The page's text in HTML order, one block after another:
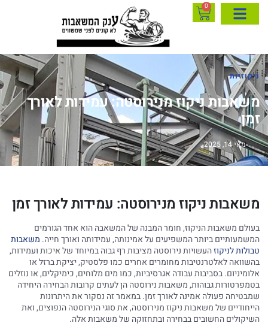
0
ניקוזיות
משאבות ניקוז מנירוסטה: עמידות לאורך
זמן
מאי 14, 2025
משאבות ניקוז מנירוסטה: עמידות לאורך זמן
בעולם משאבות הניקוז, חומר המבנה של המשאבה הוא אחד הגורמים
המשמעותיים ביותר המשפיעים על אמינותה, עמידותה ואורך חייה. משאבות
טבולות לניקוזהעשויות נירוסטה מציבות רף גבוה במיוחד של איכות ועמידות,
בהשוואה לאלטרנטיבות מחומרים אחרים כמו פלסטיק, יציקת ברזל או
אלומיניום. בסביבות עבודה אגרסיביות, כמו מים מלוחים, כימיקלים, או נוזלים
בטמפרטורות גבוהות, משאבות נירוסטה הן לעתים קרובות הבחירה היחידה
שמבטיחה פעולה אמינה לאורך זמן. במאמר זה נסקור את היתרונות
הייחודיים של משאבות ניקוז מנירוסטה, את סוגי הנירוסטה הנפוצים, ואת
השיקולים החשובים בבחירה ובתחזוקה של משאבות אלה.